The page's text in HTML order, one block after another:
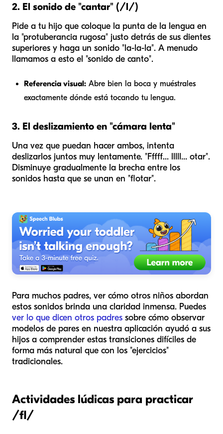
2. El sonido de "cantar" (/l/)
Pide a tu hijo que coloque la punta de la lengua en
la "protuberancia rugosa" justo detrás de sus dientes
superiores y haga un sonido "la-la-la". A menudo
llamamos a esto el "sonido de canto".
Referencia visual: Abre bien la boca y muéstrales
exactamente dónde está tocando tu lengua.
3. El deslizamiento en "cámara lenta"
Una vez que puedan hacer ambos, intenta
deslizarlos juntos muy lentamente. "Fffff... lllll... otar".
Disminuye gradualmente la brecha entre los
sonidos hasta que se unan en "flotar".
Para muchos padres, ver cómo otros niños abordan
estos sonidos brinda una claridad inmensa. Puedes
ver lo que dicen otros padres sobre cómo observar
modelos de pares en nuestra aplicación ayudó a sus
hijos a comprender estas transiciones difíciles de
forma más natural que con los "ejercicios"
tradicionales.
Actividades lúdicas para practicar
/fl/